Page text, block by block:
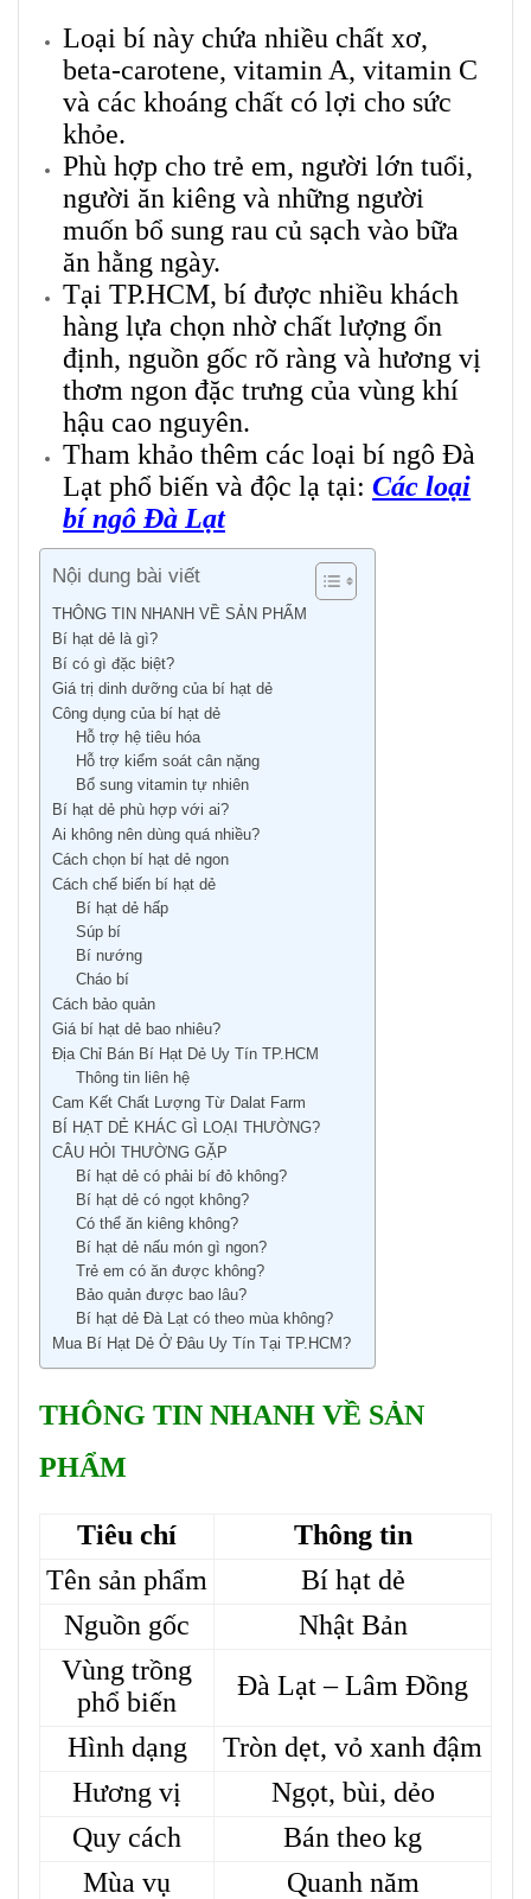
Loại bí này chứa nhiều chất xơ,
beta-carotene, vitamin A, vitamin C
và các khoáng chất có lợi cho sức
khỏe.
Phù hợp cho trẻ em, người lớn tuổi,
người ăn kiêng và những người
muốn bổ sung rau củ sạch vào bữa
ăn hằng ngày.
Tại TP.HCM, bí được nhiều khách
hàng lựa chọn nhờ chất lượng ổn
định, nguồn gốc rõ ràng và hương vị
thơm ngon đặc trưng của vùng khí
hậu cao nguyên.
Tham khảo thêm các loại bí ngô Đà
Lạt phổ biến và độc lạ tại: Các loại
bí ngô Đà Lạt
Nội dung bài viết
THÔNG TIN NHANH VỀ SẢN PHẨM
Bí hạt dẻ là gì?
Bí có gì đặc biệt?
Giá trị dinh dưỡng của bí hạt dẻ
Công dụng của bí hạt dẻ
Hỗ trợ hệ tiêu hóa
Hỗ trợ kiểm soát cân nặng
Bổ sung vitamin tự nhiên
Bí hạt dẻ phù hợp với ai?
Ai không nên dùng quá nhiều?
Cách chọn bí hạt dẻ ngon
Cách chế biến bí hạt dẻ
Bí hạt dẻ hấp
Súp bí
Bí nướng
Cháo bí
Cách bảo quản
Giá bí hạt dẻ bao nhiêu?
Địa Chỉ Bán Bí Hạt Dẻ Uy Tín TP.HCM
Thông tin liên hệ
Cam Kết Chất Lượng Từ Dalat Farm
BÍ HẠT DẺ KHÁC GÌ LOẠI THƯỜNG?
CÂU HỎI THƯỜNG GẶP
Bí hạt dẻ có phải bí đỏ không?
Bí hạt dẻ có ngọt không?
Có thể ăn kiêng không?
Bí hạt dẻ nấu món gì ngon?
Trẻ em có ăn được không?
Bảo quản được bao lâu?
Bí hạt dẻ Đà Lạt có theo mùa không?
Mua Bí Hạt Dẻ Ở Đâu Uy Tín Tại TP.HCM?
THÔNG TIN NHANH VỀ SẢN
PHẨM
Tiêu chí
Thông tin
Tên sản phẩm
Bí hạt dẻ
Nguồn gốc
Nhật Bản
Vùng trồng
phổ biến
Đà Lạt – Lâm Đồng
Hình dạng
Tròn dẹt, vỏ xanh đậm
Hương vị
Ngọt, bùi, dẻo
Quy cách
Bán theo kg
Mùa vụ
Quanh năm